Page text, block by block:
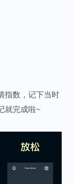
指数，记下当时
就完成啦~